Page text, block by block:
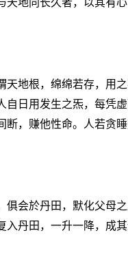
地根，绵绵若存，用
日用发生之炁，每凭
，赚他性命。人若贪
会於丹田，默化父母
丹田，一升一降，成